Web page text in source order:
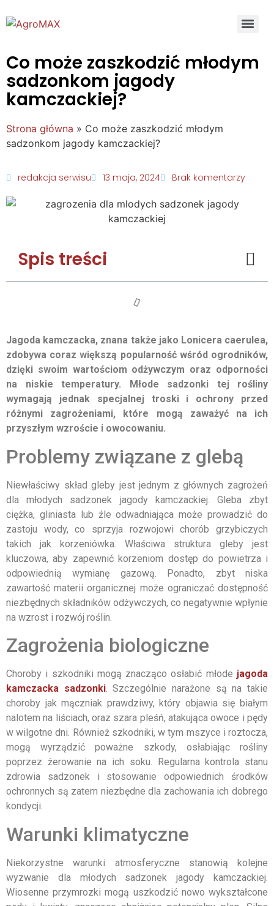
Co może zaszkodzić młodym
sadzonkom jagody
kamczackiej?
Strona główna » Co może zaszkodzić młodym
sadzonkom jagody kamczackiej?
redakcja serwisu 13 maja, 2024 Brak komentarzy
Spis treści
Jagoda kamczacka, znana także jako Lonicera caerulea,
zdobywa coraz większą popularność wśród ogrodników,
dzięki swoim wartościom odżywczym oraz odporności
na niskie temperatury. Młode sadzonki tej rośliny
wymagają jednak specjalnej troski i ochrony przed
różnymi zagrożeniami, które mogą zaważyć na ich
przyszłym wzroście i owocowaniu.
Problemy związane z glebą
Niewłaściwy skład gleby jest jednym z głównych zagrożeń
dla młodych sadzonek jagody kamczackiej. Gleba zbyt
ciężka, gliniasta lub źle odwadniająca może prowadzić do
zastoju wody, co sprzyja rozwojowi chorób grzybiczych
takich jak korzeniówka. Właściwa struktura gleby jest
kluczowa, aby zapewnić korzeniom dostęp do powietrza i
odpowiednią wymianę gazową. Ponadto, zbyt niska
zawartość materii organicznej może ograniczać dostępność
niezbędnych składników odżywczych, co negatywnie wpłynie
na wzrost i rozwój roślin.
Zagrożenia biologiczne
Choroby i szkodniki mogą znacząco osłabić młode jagoda
kamczacka sadzonki. Szczególnie narażone są na takie
choroby jak mączniak prawdziwy, który objawia się białym
nalotem na liściach, oraz szara pleśń, atakująca owoce i pędy
w wilgotne dni. Również szkodniki, w tym mszyce i roztocza,
mogą wyrządzić poważne szkody, osłabiając rośliny
poprzez żerowanie na ich soku. Regularna kontrola stanu
zdrowia sadzonek i stosowanie odpowiednich środków
ochronnych są zatem niezbędne dla zachowania ich dobrego
kondycji.
Warunki klimatyczne
Niekorzystne warunki atmosferyczne stanowią kolejne
wyzwanie dla młodych sadzonek jagody kamczackiej.
Wiosenne przymrozki mogą uszkodzić nowo wykształcone